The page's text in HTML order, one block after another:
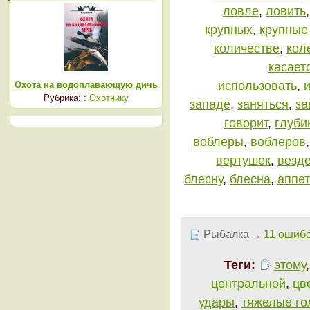
ловле, ловить
крупных,
количестве,
использовать,
западе, заняться,
говорит,
воблеры, воблеров
вертушек,
блесну, блесна,
Рыбалка→ 11
Теги: этому
центральной,
удары, тяжелые
Охота на водоплавающую дичь
Рубрика: : Охотнику